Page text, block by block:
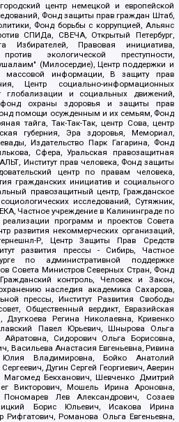
центр немецкой и европейской
Фонд защиты прав граждан Штаб,
Фонд борьбы с коррупцией, Альянс
СПИДа, СВЕЧА, Открытый Петербург,
Избирателей, Правовая инициатива,
экологической преступности,
(Милосердие), Центр поддержки и
массовой информации, В защиту прав
Центр социально-информационных
глобализации и социальных движений,
фонд охраны здоровья и защиты прав
помощи осужденным и их семьям, Фонд
тайга, Так-Так-Так, центр Сова, центр
губерния, Эра здоровья, Мемориал,
Издательство Парк Гагарина, Фонд
Сфера, Уральская правозащитная
Институт прав человека, Фонд защиты
центр по правам человека,
гражданских инициатив и социального
правозащитный центр, Гражданское
исследований, Сутяжник,
Частное учреждение в Калининграде по
программ и проектов Совета
развития некоммерческих организаций,
Р, Центр Защиты Прав Средств
развития прессы - Сибирь, Частное
по административной поддержке
Совета Министров Северных Стран, Фонд
контроль, Человек и Закон,
наследия академика Сахарова,
прессы, Институт Развития Свободы
Общественный вердикт, Евразийская
Дзугкоева Регина Николаевна, Кривенко
Павел Юрьевич, Шнырова Ольга
Сидорович Ольга Борисовна,
Васильева Анастасия Евгеньевна, Ривина
Владимировна, Бойко Анатолий
Дугин Сергей Георгиевич, Аверин
Магомед Бекханович, Шевченко Дмитрий
Викторович, Мошель Ирина Ароновна,
Пономарев Лев Александрович, Созаев
Борис Юльевич, Исакова Ирина
Рифгатович, Романова Ольга Евгеньевна,